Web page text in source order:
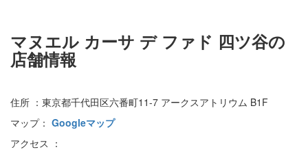
マヌエル カーサ デ ファド 四ツ谷の
店舗情報
住所 ：東京都千代田区六番町11-7 アークスアトリウム B1F
マップ： Googleマップ
アクセス ：